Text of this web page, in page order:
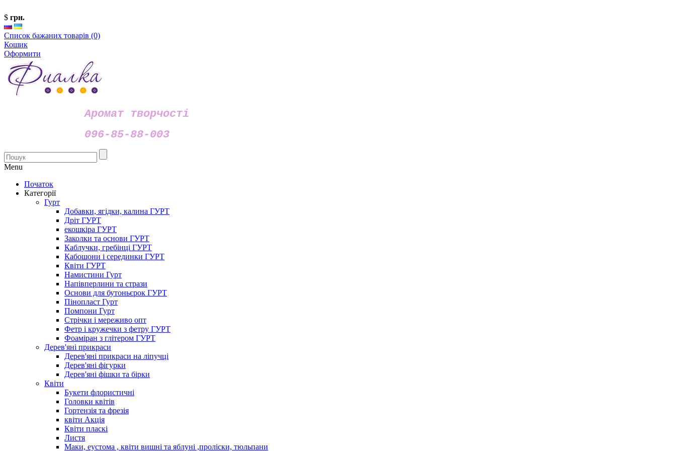
$ грн.
Список бажаних товарів (0)
Кошик
Оформити
Аромат творчості
096-85-88-003
Menu
Початок
Категорії
Гурт
Добавки, ягідки, калина ГУРТ
Дріт ГУРТ
екошкіра ГУРТ
Заколки та основи ГУРТ
Каблучки, гребінці ГУРТ
Кабошони і серединки ГУРТ
Квіти ГУРТ
Намистини Гурт
Напівперлини та стрази
Основи для бутоньєрок ГУРТ
Пінопласт Гурт
Помпони Гурт
Стрічки і мереживо опт
Фетр і кружечки з фетру ГУРТ
Фоаміран з глітером ГУРТ
Дерев'яні прикраси
Дерев'яні прикраси на ліпучці
Дерев'яні фігурки
Дерев'яні фішки та бірки
Квіти
Букети флористичні
Головки квітів
Гортензія та фрезія
квіти Акція
Квіти пласкі
Листя
Маки, еустома , квіти вишні та яблуні ,проліски, тюльпани